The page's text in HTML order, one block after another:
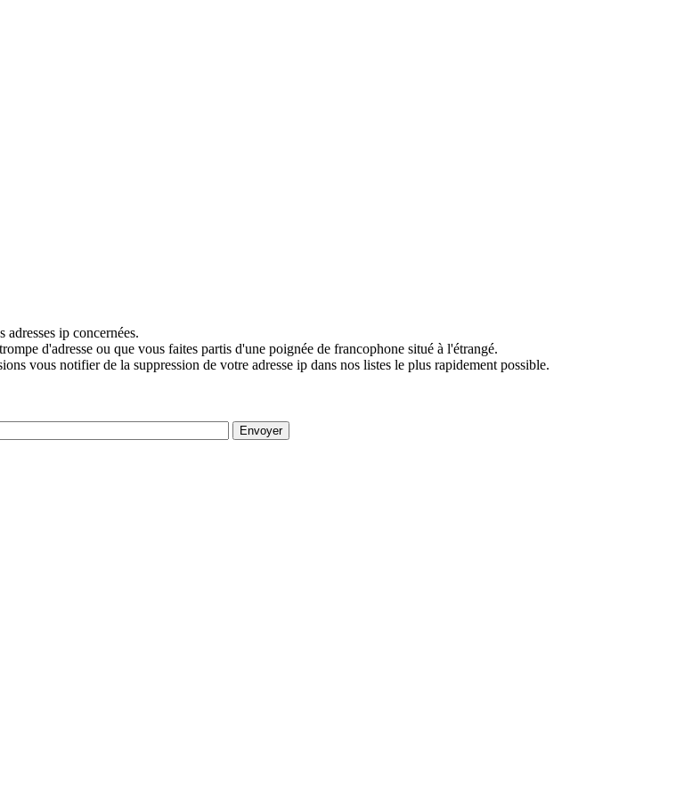
ip concernées.
d'adresse ou que vous faites partis d'une poignée de francophone situé à l'étrangé.
vous notifier de la suppression de votre adresse ip dans nos listes le plus rapidement possible.